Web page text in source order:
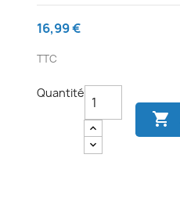
16,99 €
TTC
Quantité
